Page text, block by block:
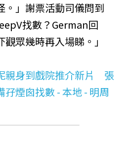
。」謝票活動司儀問到
找數？German回
眾幾時再入場睇。」
親身到戲院推介新片　張
煙囪找數 - 本地 - 明周